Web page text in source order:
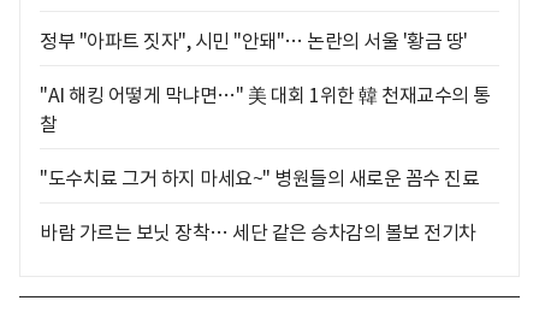
정부 "아파트 짓자", 시민 "안돼"… 논란의 서울 '황금 땅'
"AI 해킹 어떻게 막냐면…" 美 대회 1위한 韓 천재교수의 통
찰
"도수치료 그거 하지 마세요~" 병원들의 새로운 꼼수 진료
바람 가르는 보닛 장착… 세단 같은 승차감의 볼보 전기차